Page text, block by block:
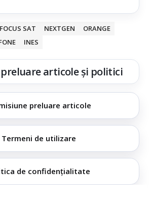
FOCUS SAT NEXTGEN
ORANGE
INES
articole și politici
preluare articole
Termeni de utilizare
de confidențialitate